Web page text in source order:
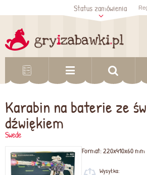
Sprawdź status
zamówienia
Status zamówienia
Karabin na baterie ze
dźwiękiem
Swede
Format:220x410x60 mm
Wysyłka: